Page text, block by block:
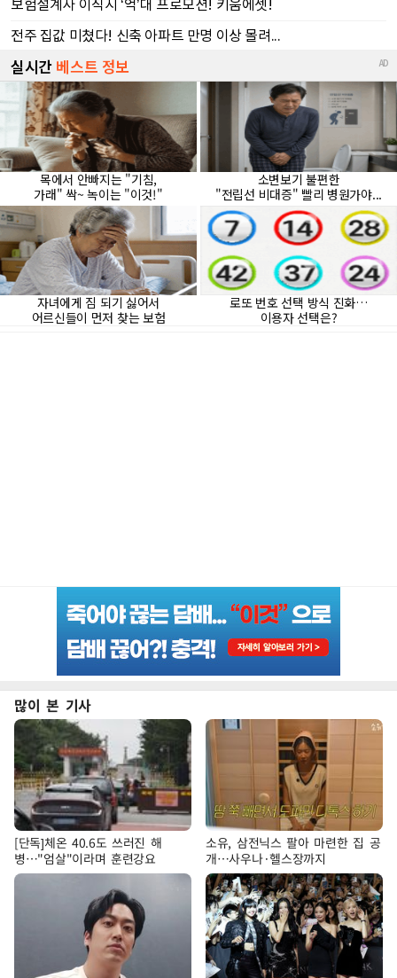
많이 본 기사
[단독]체온 40.6도 쓰러진 해
병…"엄살"이라며 훈련강요
소유, 삼전닉스 팔아 마련한 집 공
개…사우나·헬스장까지